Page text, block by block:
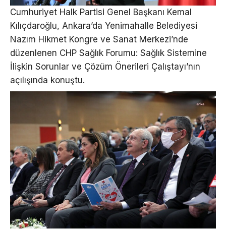
Cumhuriyet Halk Partisi Genel Başkanı Kemal
Kılıçdaroğlu, Ankara’da Yenimahalle Belediyesi
Nazım Hikmet Kongre ve Sanat Merkezi’nde
düzenlenen CHP Sağlık Forumu: Sağlık Sistemine
İlişkin Sorunlar ve Çözüm Önerileri Çalıştayı’nın
açılışında konuştu.